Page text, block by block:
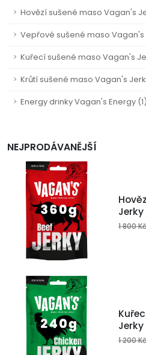
Hovězí sušené maso Vagan's
Vepřové sušené maso Vagan's
Kuřecí sušené maso Vagan's
Krůtí sušené maso Vagan's
Energy drinky Vagan's Energy (1)
NEJPRODÁVANĚJŠÍ
1 800 Kč
1 200 Kč